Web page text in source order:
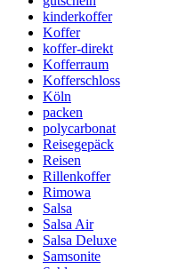
kinderkoffer
Koffer
koffer-direkt
Kofferraum
Kofferschloss
Köln
packen
polycarbonat
Reisegepäck
Reisen
Rillenkoffer
Rimowa
Salsa
Salsa Air
Salsa Deluxe
Samsonite